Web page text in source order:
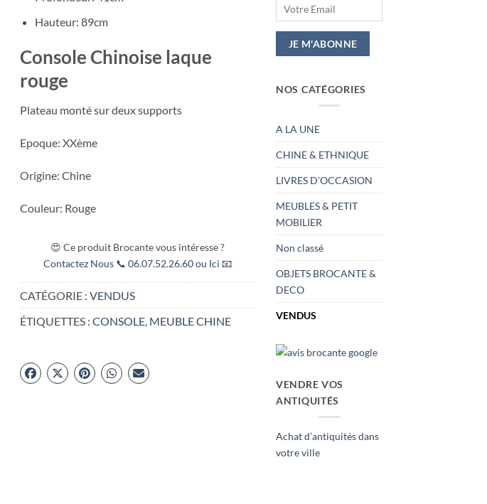
Hauteur: 89cm
Console Chinoise laque
rouge
Plateau monté sur deux supports
Epoque: XXème
Origine: Chine
Couleur: Rouge
😍 Ce produit Brocante vous intéresse ?
Contactez Nous 📞 06.07.52.26.60 ou Ici 📧
CATÉGORIE : VENDUS
ÉTIQUETTES : CONSOLE MEUBLE CHINE
NOS CATÉGORIES
A LA UNE
CHINE & ETHNIQUE
LIVRES D’OCCASION
MEUBLES & PETIT
MOBILIER
Non classé
OBJETS BROCANTE &
DECO
VENDUS
VENDRE VOS
ANTIQUITÉS
Achat d’antiquités dans
votre ville